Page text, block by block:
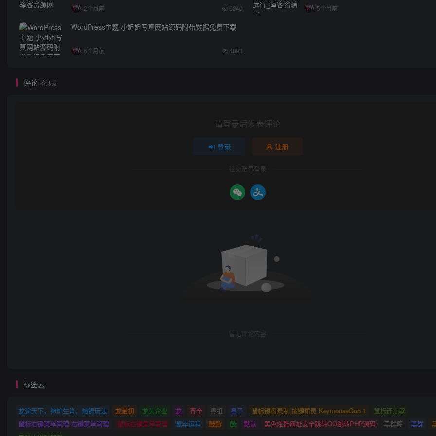
2个月前 6840 5个月前
WordPress主题 小姐姐写真网站源码附带数据免费下载
6个月前 4893
评论 抢沙发
请登录后发表评论
登录 注册
社交账号登录
暂无评论内容
标签云
龙途天下，神炉生肖，熔铸玩法 龙最初 龙头企业 龙 齐全 鼻祖 鼻子 鼠标键盘录制 按键精灵 KeymouseGo5.1
鼠标连点器
鼠标右键菜单管理 右键菜单管理
鼠标右键菜单管理 鼠年运程 鼓励 鼓 默认 黑色炫酷网址安全跳转GO跳转PHP源码 黑群晖 黑群